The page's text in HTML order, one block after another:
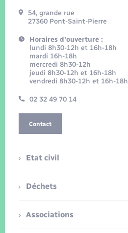
54, grande rue
27360 Pont-Saint-Pierre
Horaires d'ouverture :
lundi 8h30-12h et 16h-18h
mardi 16h-18h
mercredi 8h30-12h
jeudi 8h30-12h et 16h-18h
vendredi 8h30-12h et 16h-18h
02 32 49 70 14
Contact
Etat civil
Déchets
Associations